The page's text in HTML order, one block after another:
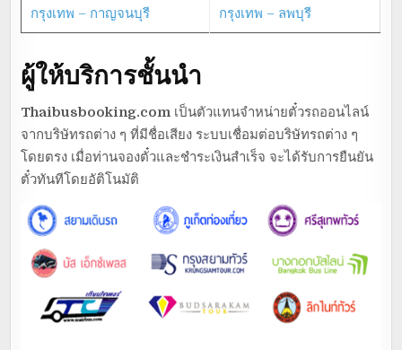
กรุงเทพ – กาญจนบุรี กรุงเทพ – ลพบุรี
ผู้ให้บริการชั้นนำ
Thaibusbooking.com เป็นตัวแทนจำหน่ายตั๋วรถออนไลน์
จากบริษัทรถต่าง ๆ ที่มีชื่อเสียง ระบบเชื่อมต่อบริษัทรถต่าง ๆ
โดยตรง เมื่อท่านจองตั๋วและชำระเงินสำเร็จ จะได้รับการยืนยัน
ตั๋วทันทีโดยอัติโนมัติ